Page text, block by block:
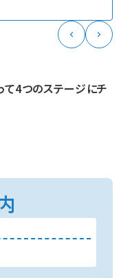
て4つのステージにチ